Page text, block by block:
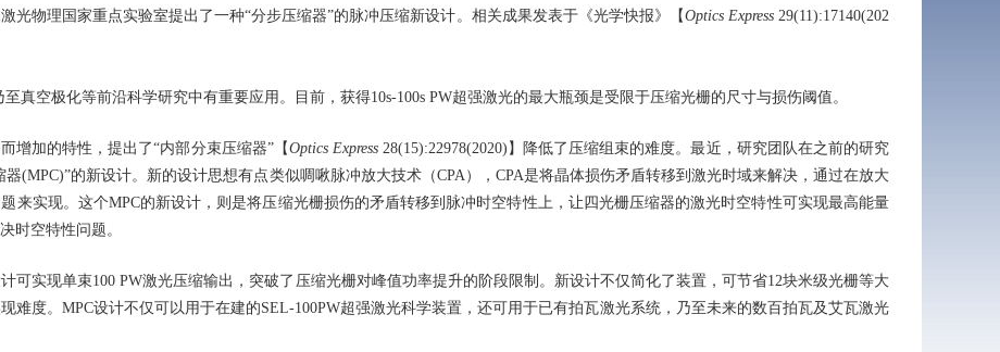
物理国家重点实验室提出了一种“分步压缩器”的脉冲压缩新设计。相关成果发表于《光学快报》【Optics Express29(11):17140(202
真空极化等前沿科学研究中有重要应用。目前，获得10s-100s PW超强激光的最大瓶颈是受限于压缩光栅的尺寸与损伤阈值。
加的特性，提出了“内部分束压缩器”【Optics Express28(15):22978(2020)】降低了压缩组束的难度。最近，研究团队在之前的研究
(MPC)”的新设计。新的设计思想有点类似啁啾脉冲放大技术（CPA），CPA是将晶体损伤矛盾转移到激光时域来解决，通过在放大
来实现。这个MPC的新设计，则是将压缩光栅损伤的矛盾转移到脉冲时空特性上，让四光栅压缩器的激光时空特性可实现最高能量
时空特性问题。
实现单束100 PW激光压缩输出，突破了压缩光栅对峰值功率提升的阶段限制。新设计不仅简化了装置，可节省12块米级光栅等大
难度。MPC设计不仅可以用于在建的SEL-100PW超强激光科学装置，还可用于已有拍瓦激光系统，乃至未来的数百拍瓦及艾瓦激光